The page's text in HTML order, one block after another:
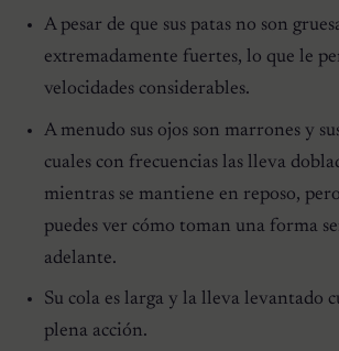
A pesar de que sus patas no son
extremadamente fuertes, lo que le
velocidades considerables.
A menudo sus ojos son marrones y
cuales con frecuencias las lleva
mientras se mantiene en reposo,
puedes ver cómo toman una forma
adelante.
Su cola es larga y la lleva levantado
plena acción.